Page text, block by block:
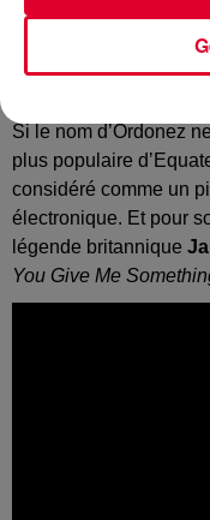
aussi, pour notre
Si le nom d’Ordonez
plus populaire
considéré comme un
électronique. Et pour
légende britannique
You Give Me